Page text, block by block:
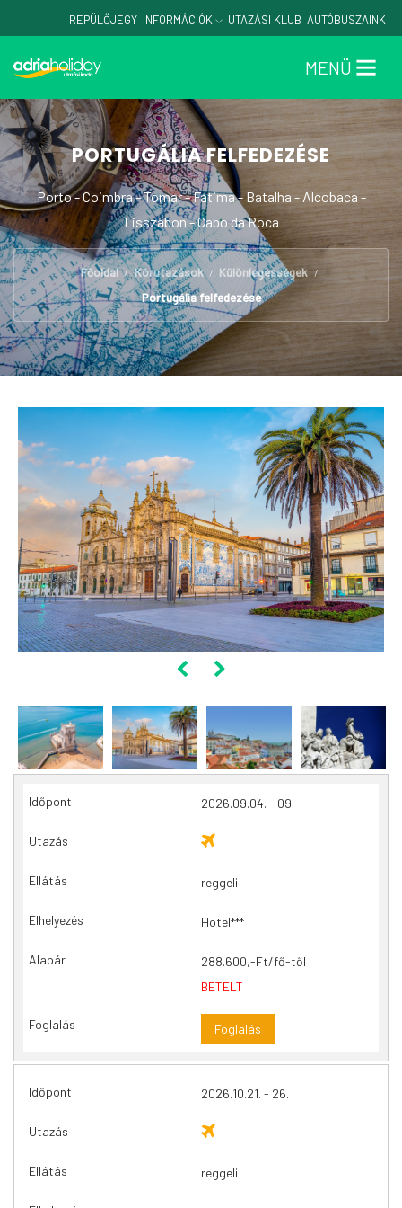
REPÜLŐJEGY INFORMÁCIÓK UTAZÁSI KLUB AUTÓBUSZAINK
MENÜ
PORTUGÁLIA FELFEDEZÉSE
Porto - Coimbra - Tomar - Fatima - Batalha - Alcobaca -
Lisszabon - Cabo da Roca
Főoldal / Körutazások / Különlegességek /
Portugália felfedezése
2026.09.04. - 09.
reggeli
Hotel***
288.600,-Ft/fő-től
BETELT
Foglalás
2026.10.21. - 26.
reggeli